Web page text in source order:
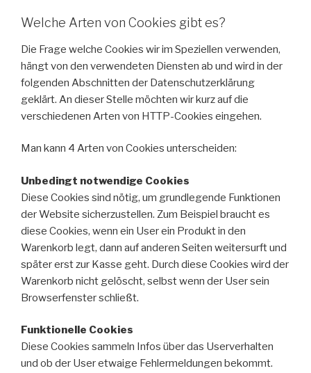
Welche Arten von Cookies gibt es?
Die Frage welche Cookies wir im Speziellen verwenden,
hängt von den verwendeten Diensten ab und wird in der
folgenden Abschnitten der Datenschutzerklärung
geklärt. An dieser Stelle möchten wir kurz auf die
verschiedenen Arten von HTTP-Cookies eingehen.
Man kann 4 Arten von Cookies unterscheiden:
Unbedingt notwendige Cookies
Diese Cookies sind nötig, um grundlegende Funktionen
der Website sicherzustellen. Zum Beispiel braucht es
diese Cookies, wenn ein User ein Produkt in den
Warenkorb legt, dann auf anderen Seiten weitersurft und
später erst zur Kasse geht. Durch diese Cookies wird der
Warenkorb nicht gelöscht, selbst wenn der User sein
Browserfenster schließt.
Funktionelle Cookies
Diese Cookies sammeln Infos über das Userverhalten
und ob der User etwaige Fehlermeldungen bekommt.